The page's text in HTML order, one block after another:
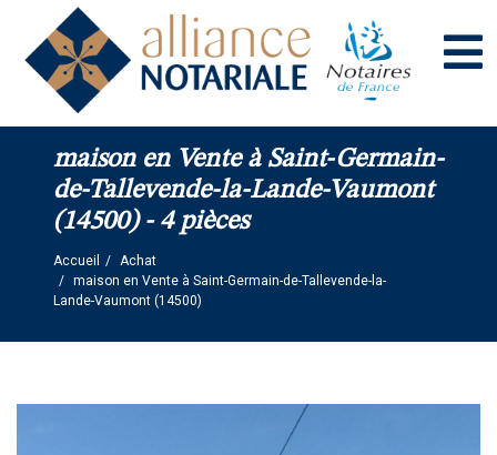
maison en Vente à Saint-Germain-
de-Tallevende-la-Lande-Vaumont
(14500) - 4 pièces
Accueil
Achat
maison en Vente à Saint-Germain-de-Tallevende-la-
Lande-Vaumont (14500)
Panneau de gestion des cookies